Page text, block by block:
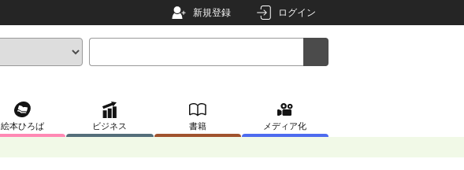
新規登録 ログイン
絵本ひろば ビジネス 書籍 メディア化